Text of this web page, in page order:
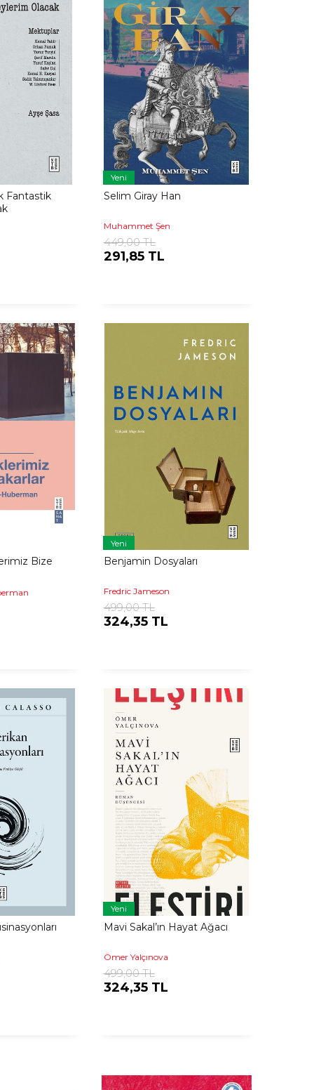
Fantastik
Yeni
Selim Giray Han
Muhammet Şen
449,00 TL
291,85 TL
Bize
Yeni
Benjamin Dosyaları
Fredric Jameson
499,00 TL
324,35 TL
Yeni
Mavi Sakal’ın Hayat Ağacı
Ömer Yalçınova
499,00 TL
324,35 TL